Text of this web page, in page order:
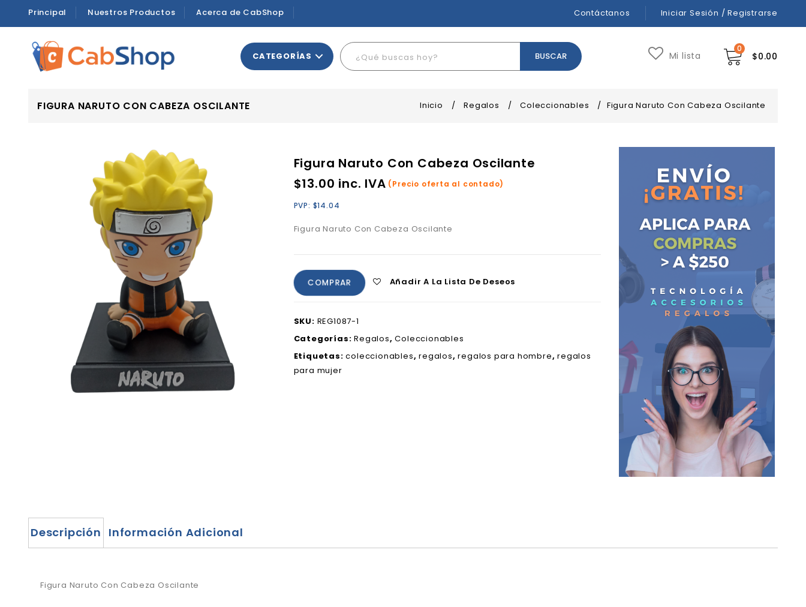
Principal Nuestros Productos Acerca de CabShop Contáctanos Iniciar Sesión / Registrarse
0
$0.00
Mi lista
CATEGORÍAS
FIGURA NARUTO CON CABEZA OSCILANTE Inicio / Regalos / Coleccionables / Figura Naruto Con Cabeza Oscilante
Figura Naruto Con Cabeza Oscilante
$13.00 inc. IVA (Precio oferta al contado)
PVP: $14.04
Figura Naruto Con Cabeza Oscilante
COMPRAR Añadir A La Lista De Deseos
SKU: REG1087-1
Categorías:Regalos,Coleccionables
Etiquetas:coleccionables,regalos,regalos para hombre,regalos
para mujer
Descripción Información Adicional
Figura Naruto Con Cabeza Oscilante